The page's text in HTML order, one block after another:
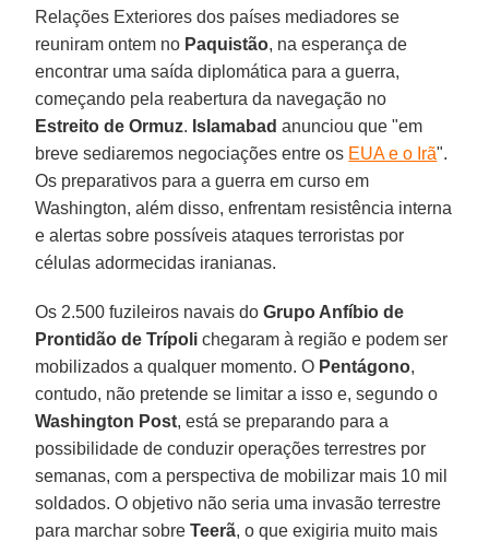
Relações Exteriores dos países mediadores se
reuniram ontem no Paquistão, na esperança de
encontrar uma saída diplomática para a guerra,
começando pela reabertura da navegação no
Estreito de Ormuz. Islamabad anunciou que "em
breve sediaremos negociações entre os EUA e o Irã".
Os preparativos para a guerra em curso em
Washington, além disso, enfrentam resistência interna
e alertas sobre possíveis ataques terroristas por
células adormecidas iranianas.
Os 2.500 fuzileiros navais doGrupo Anfíbio de
Prontidão de Trípoli chegaram à região e podem ser
mobilizados a qualquer momento. O Pentágono,
contudo, não pretende se limitar a isso e, segundo o
Washington Post, está se preparando para a
possibilidade de conduzir operações terrestres por
semanas, com a perspectiva de mobilizar mais 10 mil
soldados. O objetivo não seria uma invasão terrestre
para marchar sobreTeerã, o que exigiria muito mais